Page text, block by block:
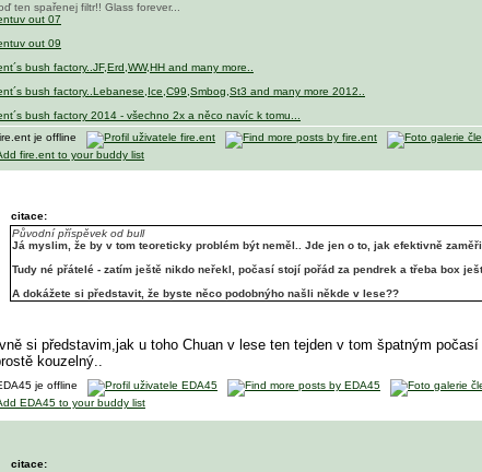
ten spařenej filtr!! Glass forever...
out 07
out 09
bush factory..JF,Erd,WW,HH and many more..
bush factory..Lebanese,Ice,C99,Smbog,St3 and many more 2012..
bush factory 2014 - všechno 2x a něco navíc k tomu...
citace:
Původní příspěvek od bull
Já myslim, že by v tom teoreticky problém být neměl.. Jde jen o to, jak efektivně
Tudy né přátelé - zatím ještě nikdo neřekl, počasí stojí pořád za pendrek a třeba box
A dokážete si představit, že byste něco podobnýho našli někde v lese??
si představim,jak u toho Chuan v lese ten tejden v tom špatným
kouzelný..
citace: